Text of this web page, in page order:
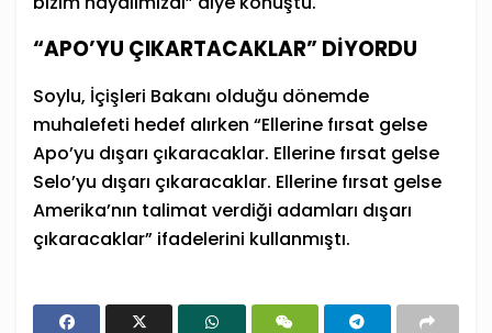
“APO’YU ÇIKARTACAKLAR” DİYORDU
Soylu, İçişleri Bakanı olduğu dönemde
muhalefeti hedef alırken “Ellerine fırsat gelse
Apo’yu dışarı çıkaracaklar. Ellerine fırsat gelse
Selo’yu dışarı çıkaracaklar. Ellerine fırsat gelse
Amerika’nın talimat verdiği adamları dışarı
çıkaracaklar” ifadelerini kullanmıştı.